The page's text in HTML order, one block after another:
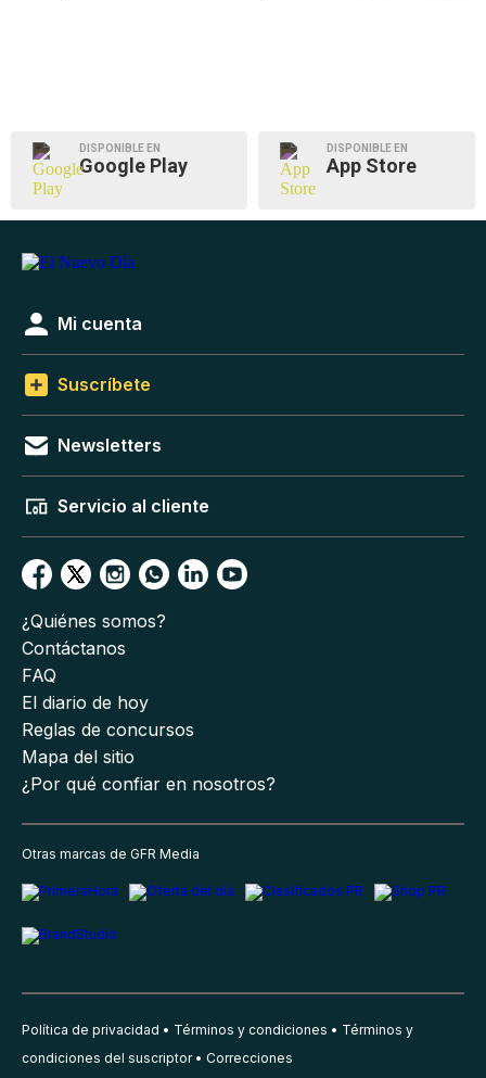
DISPONIBLE EN
Google Play
DISPONIBLE EN
App Store
Mi cuenta
Suscríbete
Newsletters
Servicio al cliente
¿Quiénes somos?
Contáctanos
FAQ
El diario de hoy
Reglas de concursos
Mapa del sitio
¿Por qué confiar en nosotros?
Otras marcas de GFR Media
Política de privacidad Términos y condiciones
Términos y
condiciones del suscriptor
Correcciones